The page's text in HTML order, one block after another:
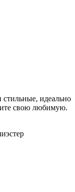
идеально
свою любимую.